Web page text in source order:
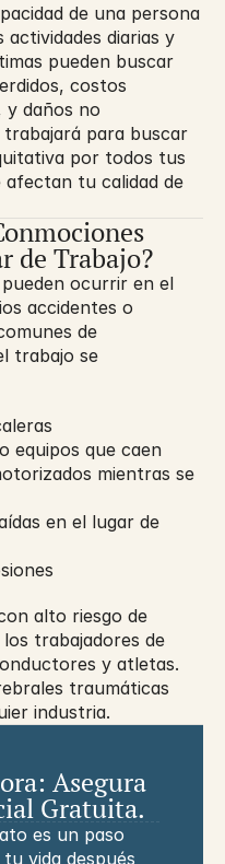
de una persona
diarias y
pueden buscar
costos
y daños no
para buscar
por todos tus
afectan tu calidad de
de Trabajo?
ocurrir en el
accidentes o
de
trabajo se
equipos que caen
mientras se
en el lugar de
alto riesgo de
trabajadores de
y atletas.
traumáticas
industria.
Asegura
Gratuita.
es un paso
vida después